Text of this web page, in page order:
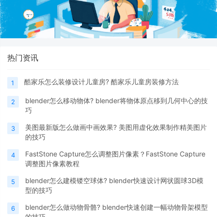
热门资讯
1 酷家乐怎么装修设计儿童房? 酷家乐儿童房装修方法
2
blender怎么移动物体? blender将物体原点移到几何中心的技
巧
3
美图最新版怎么做画中画效果? 美图用虚化效果制作精美图片
的技巧
4
FastStone Capture怎么调整图片像素？FastStone Capture
调整图片像素教程
5
blender怎么建模镂空球体? blender快速设计网状圆球3D模
型的技巧
6
blender怎么做动物骨骼? blender快速创建一幅动物骨架模型